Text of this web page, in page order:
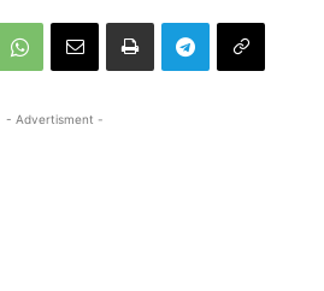
- Advertisment -